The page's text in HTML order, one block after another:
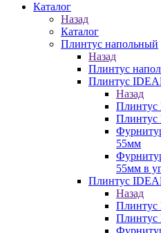
Каталог
Назад
Каталог
Плинтус напольный
Назад
Плинтус
Плинтус
Назад
Плинтус
Плинтус
55мм
55мм в
Плинтус
Назад
Плинтус
Плинтус